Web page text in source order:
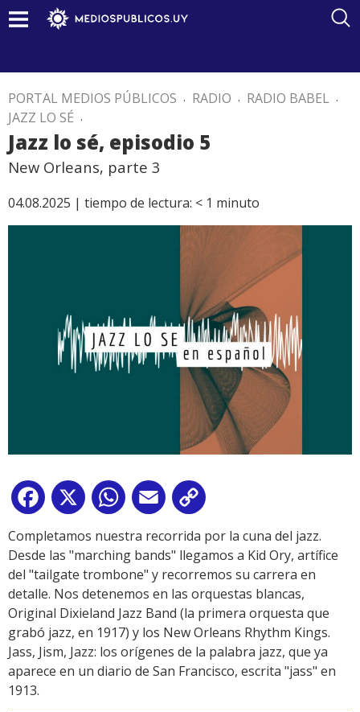
PORTAL MEDIOS PÚBLICOS . RADIO . RADIO BABEL .
JAZZ LO SÉ .
Jazz lo sé, episodio 5
New Orleans, parte 3
04.08.2025 | tiempo de lectura: < 1 minuto
Facebook
X WhatsApp
Email
Link
Completamos nuestra recorrida por la cuna del jazz.
Desde las "marching bands" llegamos a Kid Ory, artífice
del "tailgate trombone" y recorremos su carrera en
detalle. Nos detenemos en las orquestas blancas,
Original Dixieland Jazz Band (la primera orquesta que
grabó jazz, en 1917) y los New Orleans Rhythm Kings.
Jass, Jism, Jazz: los orígenes de la palabra jazz, que ya
aparece en un diario de San Francisco, escrita "jass" en
1913.